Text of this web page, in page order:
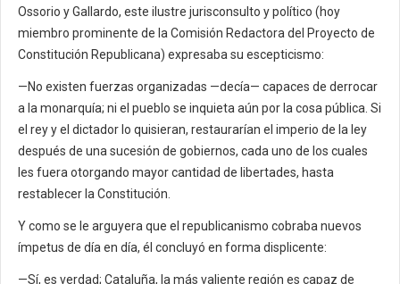
Ossorio y Gallardo, este ilustre jurisconsulto y político (hoy
miembro prominente de la Comisión Redactora del Proyecto de
Constitución Republicana) expresaba su escepticismo:
—No existen fuerzas organizadas —decía— capaces de derrocar
a la monarquía; ni el pueblo se inquieta aún por la cosa pública. Si
el rey y el dictador lo quisieran, restaurarían el imperio de la ley
después de una sucesión de gobiernos, cada uno de los cuales
les fuera otorgando mayor cantidad de libertades, hasta
restablecer la Constitución.
Y como se le arguyera que el republicanismo cobraba nuevos
ímpetus de día en día, él concluyó en forma displicente:
—Sí, es verdad; Cataluña, la más valiente región es capaz de